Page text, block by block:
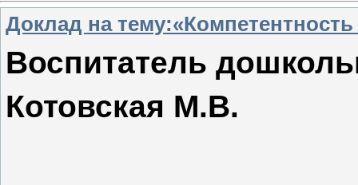
Доклад на
Воспитатель
Котовская М.В.